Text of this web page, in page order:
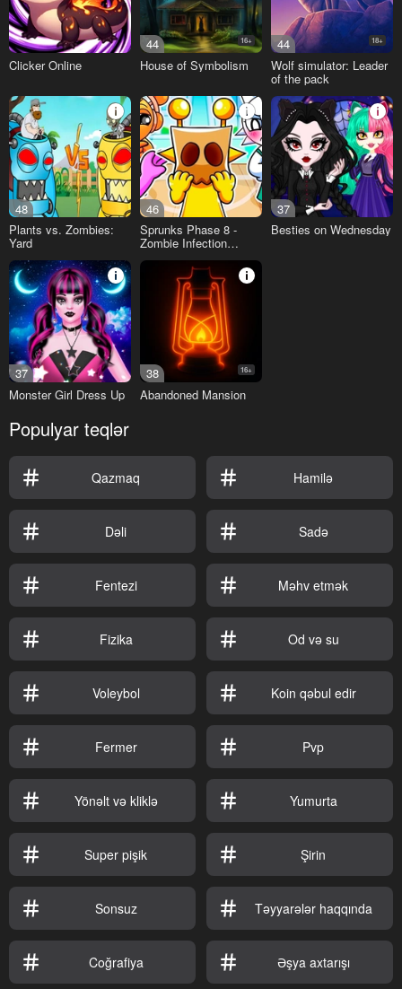
Clicker Online
44 16+
House of Symbolism
44 18+
Wolf simulator: Leader
of the pack
48
Plants vs. Zombies:
Yard
46
Sprunks Phase 8 -
Zombie Infection
playground
37
Besties on Wednesday
37
Monster Girl Dress Up
38 16+
Abandoned Mansion
Populyar teqlər
Qazmaq Hamilə
Dəli Sadə
Fentezi Məhv etmək
Fizika Od və su
Voleybol Koin qəbul edir
Fermer Pvp
Yönəlt və kliklə Yumurta
Super pişik Şirin
Sonsuz Təyyarələr haqqında
Coğrafiya Əşya axtarışı